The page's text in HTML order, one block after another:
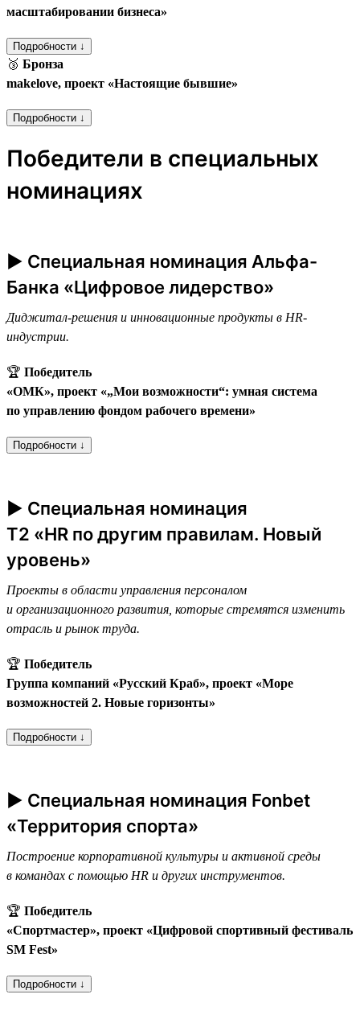
масштабировании бизнеса»
Подробности ↓
🥉 Бронза
makelove, проект «Настоящие бывшие»
Подробности ↓
Победители в специальных
номинациях
► Специальная номинация Альфа-
Банка «Цифровое лидерство»
Диджитал-решения и инновационные продукты в HR-
индустрии.
🏆 Победитель
«ОМК», проект «„Мои возможности“: умная система
по управлению фондом рабочего времени»
Подробности ↓
► Специальная номинация
T2 «HR по другим правилам. Новый
уровень»
Проекты в области управления персоналом
и организационного развития, которые стремятся изменить
отрасль и рынок труда.
🏆 Победитель
Группа компаний «Русский Краб», проект «Море
возможностей 2. Новые горизонты»
Подробности ↓
► Специальная номинация Fonbet
«Территория спорта»
Построение корпоративной культуры и активной среды
в командах с помощью HR и других инструментов.
🏆 Победитель
«Спортмастер», проект «Цифровой спортивный фестиваль
SM Fest»
Подробности ↓